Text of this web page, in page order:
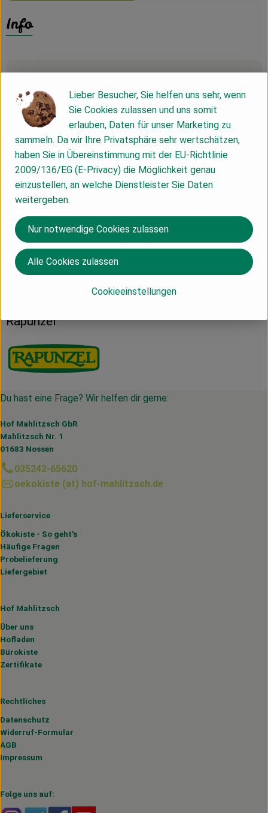
Info
Zutaten
Nährwert-Info
Herkunft
Rapunzel
Du hast eine Frage? Wir helfen dir gerne:
Hof Mahlitzsch GbR
Mahlitzsch Nr. 1
01683 Nossen
035242-65620
oekokiste (at) hof-mahlitzsch.de
Lieferservice
Ökokiste - So geht's
Häufige Fragen
Probelieferung
Liefergebiet
Hof Mahlitzsch
Über uns
Hofladen
Bürokiste
Zertifikate
Rechtliches
Datenschutz
Widerruf-Formular
AGB
Impressum
Folge uns auf:
Lieber Besucher, Sie helfen uns sehr, wenn
Sie Cookies zulassen und uns somit
erlauben, Daten für unser Marketing zu
sammeln. Da wir Ihre Privatsphäre sehr wertschätzen,
haben Sie in Übereinstimmung mit der EU-Richtlinie
2009/136/EG (E-Privacy) die Möglichkeit genau
einzustellen, an welche Dienstleister Sie Daten
weitergeben.
Cookieeinstellungen
Nur notwendige Cookies zulassen
Alle Cookies zulassen